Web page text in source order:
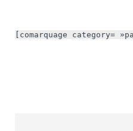
[comarquage category=